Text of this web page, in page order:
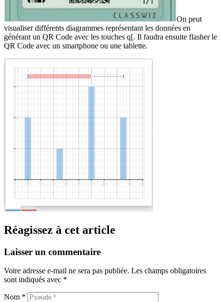
On peut
visualiser différents diagrammes représentant les données en
générant un QR Code avec les touches q[. Il faudra ensuite flasher le
QR Code avec un smartphone ou une tablette.
Réagissez à cet article
Laisser un commentaire
Votre adresse e-mail ne sera pas publiée. Les champs obligatoires
sont indiqués avec *
Nom *